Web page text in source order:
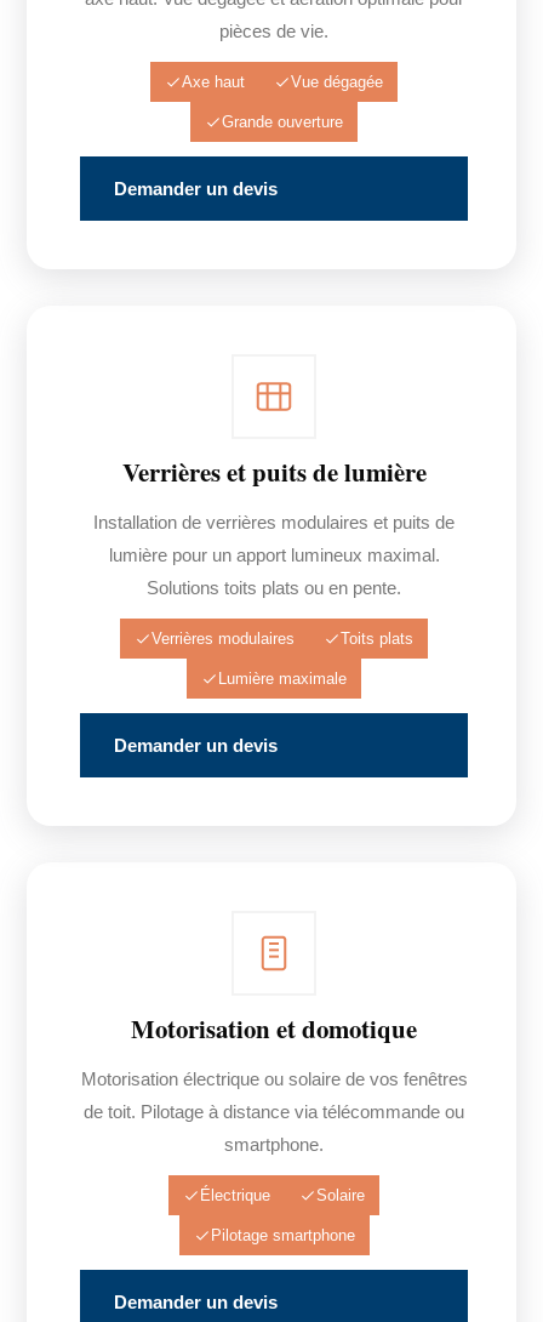
pièces de vie.
Axe haut Vue dégagée
Grande ouverture
Demander un devis
Verrières et puits de lumière
Installation de verrières modulaires et puits de
lumière pour un apport lumineux maximal.
Solutions toits plats ou en pente.
Verrières modulaires Toits plats
Lumière maximale
Demander un devis
Motorisation et domotique
Motorisation électrique ou solaire de vos fenêtres
de toit. Pilotage à distance via télécommande ou
smartphone.
Électrique Solaire
Pilotage smartphone
Demander un devis